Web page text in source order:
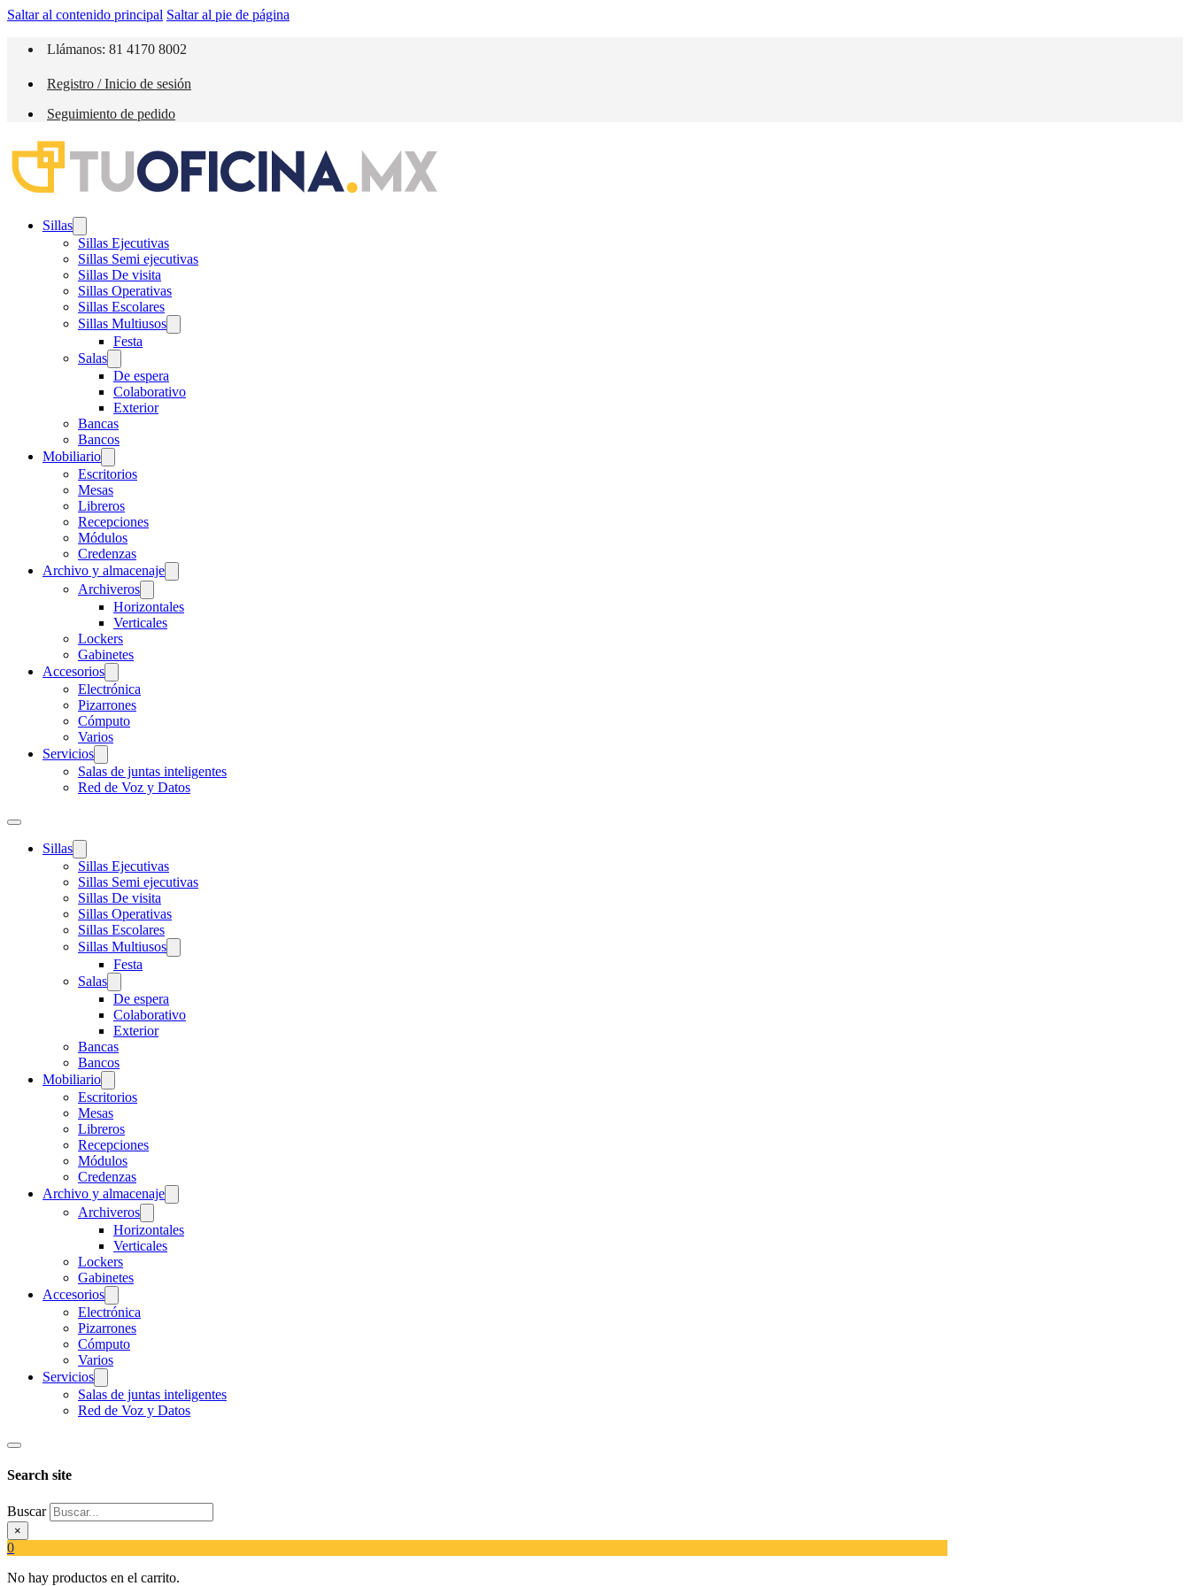
Saltar al contenido principal Saltar al pie de página
Llámanos: 81 4170 8002
Registro / Inicio de sesión
Seguimiento de pedido
Sillas
Sillas Ejecutivas
Sillas Semi ejecutivas
Sillas De visita
Sillas Operativas
Sillas Escolares
Sillas Multiusos
Festa
Salas
De espera
Colaborativo
Exterior
Bancas
Bancos
Mobiliario
Escritorios
Mesas
Libreros
Recepciones
Módulos
Credenzas
Archivo y almacenaje
Archiveros
Horizontales
Verticales
Lockers
Gabinetes
Accesorios
Electrónica
Pizarrones
Cómputo
Varios
Servicios
Salas de juntas inteligentes
Red de Voz y Datos
Sillas
Sillas Ejecutivas
Sillas Semi ejecutivas
Sillas De visita
Sillas Operativas
Sillas Escolares
Sillas Multiusos
Festa
Salas
De espera
Colaborativo
Exterior
Bancas
Bancos
Mobiliario
Escritorios
Mesas
Libreros
Recepciones
Módulos
Credenzas
Archivo y almacenaje
Archiveros
Horizontales
Verticales
Lockers
Gabinetes
Accesorios
Electrónica
Pizarrones
Cómputo
Varios
Servicios
Salas de juntas inteligentes
Red de Voz y Datos
Search site
Buscar
×
0
No hay productos en el carrito.